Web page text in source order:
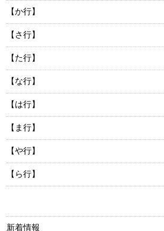
【か行】
【さ行】
【た行】
【な行】
【は行】
【ま行】
【や行】
【ら行】
新着情報